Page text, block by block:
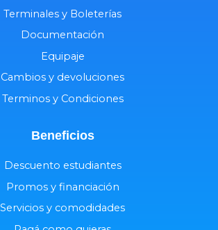
Terminales y Boleterías
Documentación
Equipaje
Cambios y devoluciones
Terminos y Condiciones
Beneficios
Descuento estudiantes
Promos y financiación
Servicios y comodidades